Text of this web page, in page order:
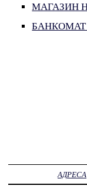
МАГАЗИН
БАНКОМАТ
АДРЕСА